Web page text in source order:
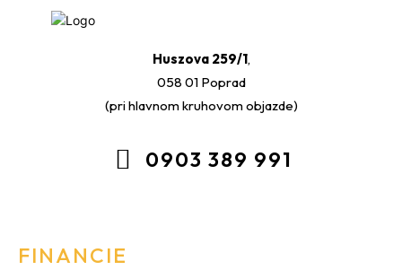
Huszova 259/1,
058 01 Poprad
(pri hlavnom kruhovom objazde)
0903 389 991
FINANCIE